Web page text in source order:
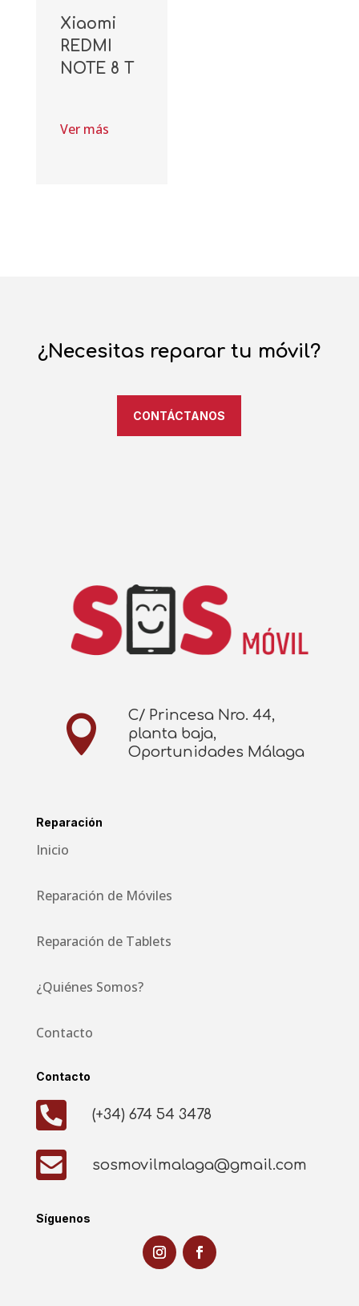
Xiaomi
REDMI
NOTE 8 T
Ver más
¿Necesitas reparar tu móvil?
CONTÁCTANOS

C/ Princesa Nro. 44,
planta baja,
Oportunidades Málaga
Reparación
Inicio
Reparación de Móviles
Reparación de Tablets
¿Quiénes Somos?
Contacto
Contacto
 (+34) 674 54 3478
 sosmovilmalaga@gmail.com
Síguenos